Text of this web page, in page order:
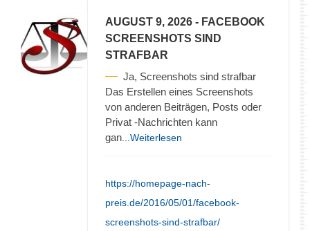
AUGUST 9, 2026 - FACEBOOK
SCREENSHOTS SIND
STRAFBAR
Ja, Screenshots sind strafbar
Das Erstellen eines Screenshots
von anderen Beiträgen, Posts oder
Privat -Nachrichten kann
gan ...Weiterlesen
https://homepage-nach-
preis.de/2016/05/01/facebook-
screenshots-sind-strafbar/